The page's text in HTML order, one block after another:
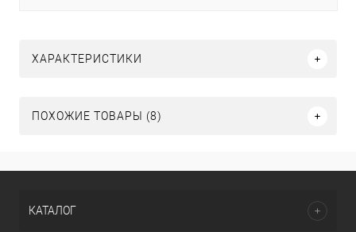
ХАРАКТЕРИСТИКИ
ПОХОЖИЕ ТОВАРЫ (8)
КАТАЛОГ